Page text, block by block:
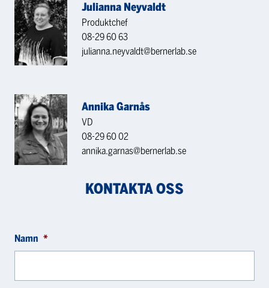
Julianna Neyvaldt
Produktchef
08-29 60 63
julianna.neyvaldt@bernerlab.se
Annika Garnås
VD
08-29 60 02
annika.garnas@bernerlab.se
KONTAKTA OSS
Namn *